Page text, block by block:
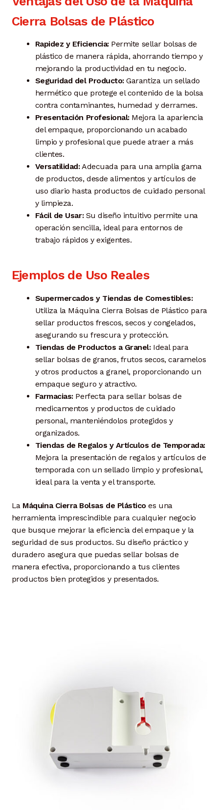
Cierra Bolsas de Plástico
Rapidez y Eficiencia:Permite sellar bolsas de
plástico de manera rápida, ahorrando tiempo y
mejorando la productividad en tu negocio.
Seguridad del Producto:Garantiza un sellado
hermético que protege el contenido de la bolsa
contra contaminantes, humedad y derrames.
Presentación Profesional:Mejora la apariencia
del empaque, proporcionando un acabado
limpio y profesional que puede atraer a más
clientes.
Versatilidad:Adecuada para una amplia gama
de productos, desde alimentos y artículos de
uso diario hasta productos de cuidado personal
y limpieza.
Fácil de Usar:Su diseño intuitivo permite una
operación sencilla, ideal para entornos de
trabajo rápidos y exigentes.
Ejemplos de Uso Reales
Supermercados y Tiendas de Comestibles:
Utiliza la Máquina Cierra Bolsas de Plástico para
sellar productos frescos, secos y congelados,
asegurando su frescura y protección.
Tiendas de Productos a Granel:Ideal para
sellar bolsas de granos, frutos secos, caramelos
y otros productos a granel, proporcionando un
empaque seguro y atractivo.
Farmacias:Perfecta para sellar bolsas de
medicamentos y productos de cuidado
personal, manteniéndolos protegidos y
organizados.
Tiendas de Regalos y Artículos de Temporada:
Mejora la presentación de regalos y artículos de
temporada con un sellado limpio y profesional,
ideal para la venta y el transporte.
La Máquina Cierra Bolsas de Plásticoes una
herramienta imprescindible para cualquier negocio
que busque mejorar la eficiencia del empaque y la
seguridad de sus productos. Su diseño práctico y
duradero asegura que puedas sellar bolsas de
manera efectiva, proporcionando a tus clientes
productos bien protegidos y presentados.